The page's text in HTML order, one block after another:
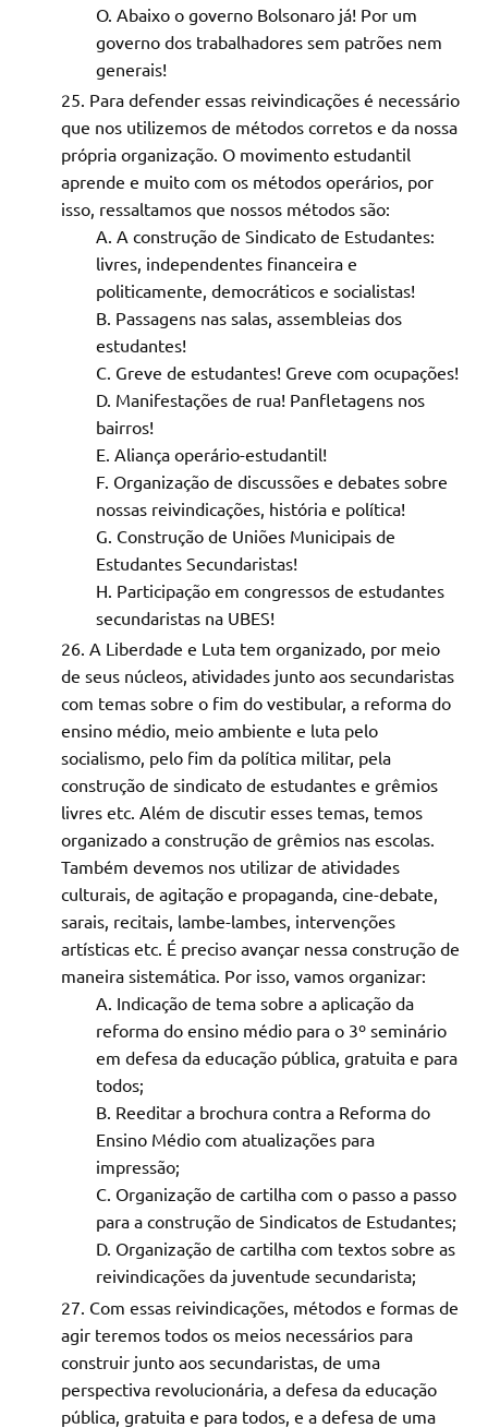
Abaixo o governo Bolsonaro já! Por um
governo dos trabalhadores sem patrões nem
generais!
Para defender essas reivindicações é necessário
que nos utilizemos de métodos corretos e da nossa
própria organização. O movimento estudantil
aprende e muito com os métodos operários, por
isso, ressaltamos que nossos métodos são:
A construção de Sindicato de Estudantes:
livres, independentes financeira e
politicamente, democráticos e socialistas!
Passagens nas salas, assembleias dos
estudantes!
Greve de estudantes! Greve com ocupações!
Manifestações de rua! Panfletagens nos
bairros!
Aliança operário-estudantil!
Organização de discussões e debates sobre
nossas reivindicações, história e política!
Construção de Uniões Municipais de
Estudantes Secundaristas!
Participação em congressos de estudantes
secundaristas na UBES!
A Liberdade e Luta tem organizado, por meio
de seus núcleos, atividades junto aos secundaristas
com temas sobre o fim do vestibular, a reforma do
ensino médio, meio ambiente e luta pelo
socialismo, pelo fim da política militar, pela
construção de sindicato de estudantes e grêmios
livres etc. Além de discutir esses temas, temos
organizado a construção de grêmios nas escolas.
Também devemos nos utilizar de atividades
culturais, de agitação e propaganda, cine-debate,
sarais, recitais, lambe-lambes, intervenções
artísticas etc. É preciso avançar nessa construção de
maneira sistemática. Por isso, vamos organizar:
Indicação de tema sobre a aplicação da
reforma do ensino médio para o 3º seminário
em defesa da educação pública, gratuita e para
todos;
Reeditar a brochura contra a Reforma do
Ensino Médio com atualizações para
impressão;
Organização de cartilha com o passo a passo
para a construção de Sindicatos de Estudantes;
Organização de cartilha com textos sobre as
reivindicações da juventude secundarista;
Com essas reivindicações, métodos e formas de
agir teremos todos os meios necessários para
construir junto aos secundaristas, de uma
perspectiva revolucionária, a defesa da educação
pública, gratuita e para todos, e a defesa de uma